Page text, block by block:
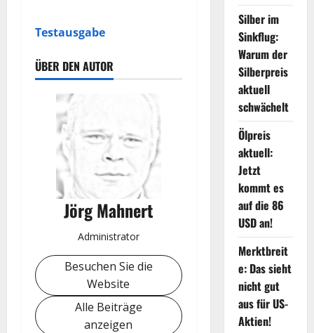
Testausgabe
ÜBER DEN AUTOR
Jörg Mahnert
Administrator
Besuchen Sie die
Website
Alle Beiträge
anzeigen
Silber im
Sinkflug:
Warum der
Silberpreis
aktuell
schwächelt
Ölpreis
aktuell:
Jetzt
kommt es
auf die 86
USD an!
Merktbreit
e: Das sieht
nicht gut
aus für US-
Aktien!